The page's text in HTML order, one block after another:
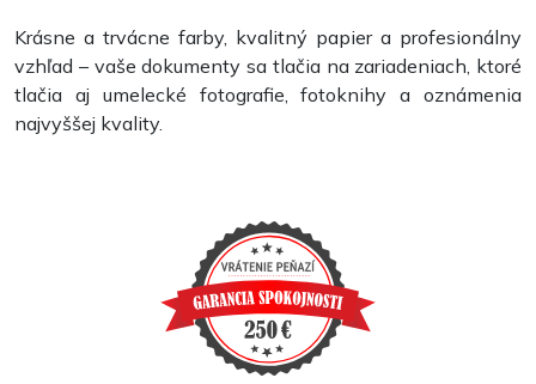
Krásne a trvácne farby, kvalitný papier a profesionálny
vzhľad – vaše dokumenty sa tlačia na zariadeniach, ktoré
tlačia aj umelecké fotografie, fotoknihy a oznámenia
najvyššej kvality.